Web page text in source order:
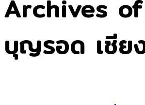
Archives
บุญรอด เชีย